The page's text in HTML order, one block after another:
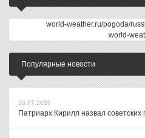
world-weather.ru/pogoda/
world-
Популярные новости
16.07.2026
Патриарх Кирилл назвал